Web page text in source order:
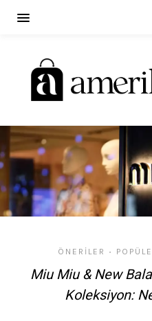
ÖNERILER •
Miu Miu & New
Koleksiyon: